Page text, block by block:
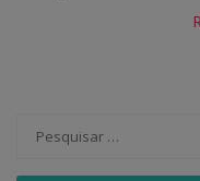
por: